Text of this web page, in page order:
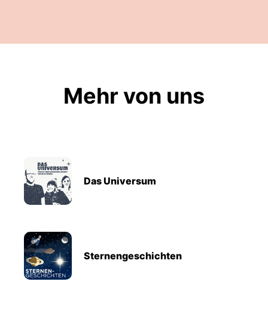
Mehr von uns
Das Universum
Sternengeschichten